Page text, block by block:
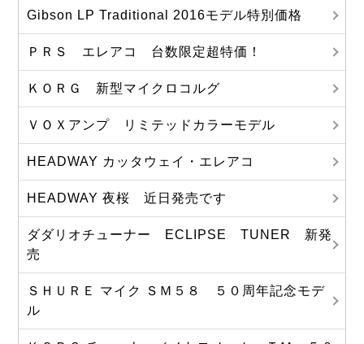
Gibson LP Traditional 2016モデル特別価格
ＰＲＳ エレアコ 台数限定超特価！
ＫＯＲＧ 新型マイクロコルグ
ＶＯＸアンプ リミテッドカラーモデル
HEADWAY カッタウェイ・エレアコ
HEADWAY 夜桜 近日発売です
ダダリオチューナー ECLIPSE TUNER 新発
売
ＳＨＵＲＥ マイク ＳＭ５８ ５０周年記念モデ
ル